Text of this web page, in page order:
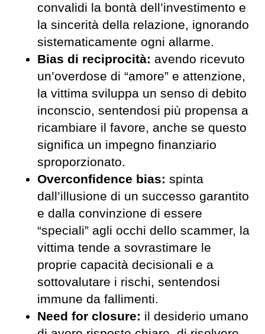
convalidi la bontà dell’investimento e
la sincerità della relazione, ignorando
sistematicamente ogni allarme.
Bias di reciprocità: avendo ricevuto
un’overdose di “amore” e attenzione,
la vittima sviluppa un senso di debito
inconscio, sentendosi più propensa a
ricambiare il favore, anche se questo
significa un impegno finanziario
sproporzionato.
Overconfidence bias: spinta
dall’illusione di un successo garantito
e dalla convinzione di essere
“speciali” agli occhi dello scammer, la
vittima tende a sovrastimare le
proprie capacità decisionali e a
sottovalutare i rischi, sentendosi
immune da fallimenti.
Need for closure: il desiderio umano